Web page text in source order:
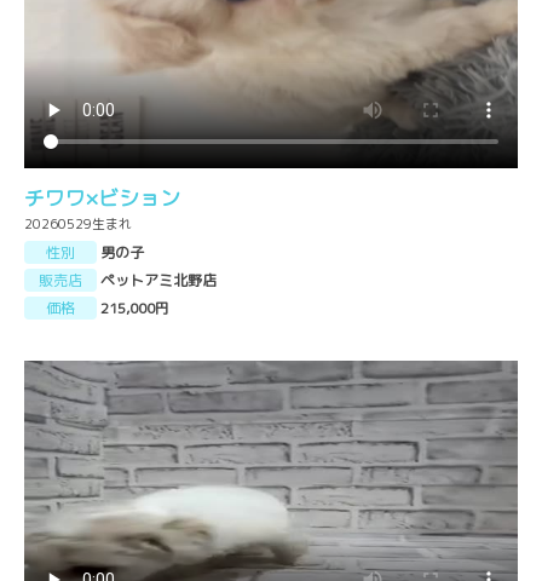
チワワ×ビション
20260529生まれ
性別
男の子
販売店
ペットアミ北野店
価格
215,000円